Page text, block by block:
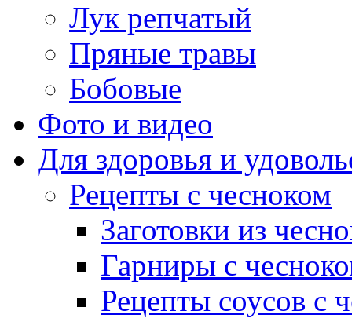
Лук репчатый
Пряные травы
Бобовые
Фото и видео
Для здоровья и
Рецепты с чесноком
Заготовки из
Гарниры с
Рецепты соусов с